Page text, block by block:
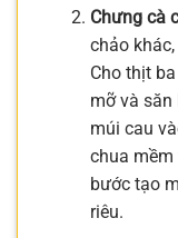
Chưng cà
chảo
Cho thịt
mỡ và săn
múi cau
chua
bước tạo
riêu.